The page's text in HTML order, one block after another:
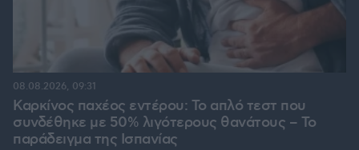
Καρκίνος παχέος εντέρου: Το απλό τεστ που
συνδέθηκε με 50% λιγότερους θανάτους – Το
παράδειγμα της Ισπανίας
08.08.2026, 09:31